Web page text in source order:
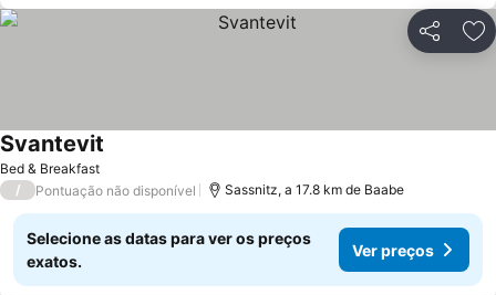
Partilhar
Bed & Breakfast
Svantevit
/ Pontuação não disponível Sassnitz, a 17.8 km de Baabe
Selecione as datas para ver os preços
exatos.
Ver preços